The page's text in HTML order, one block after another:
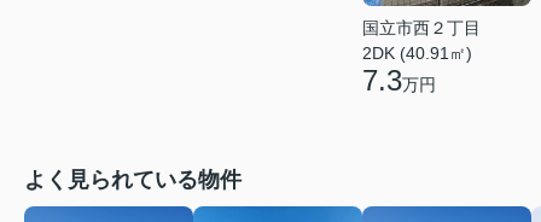
国立市西２丁目
2DK (40.91㎡)
7.3万円
よく見られている物件